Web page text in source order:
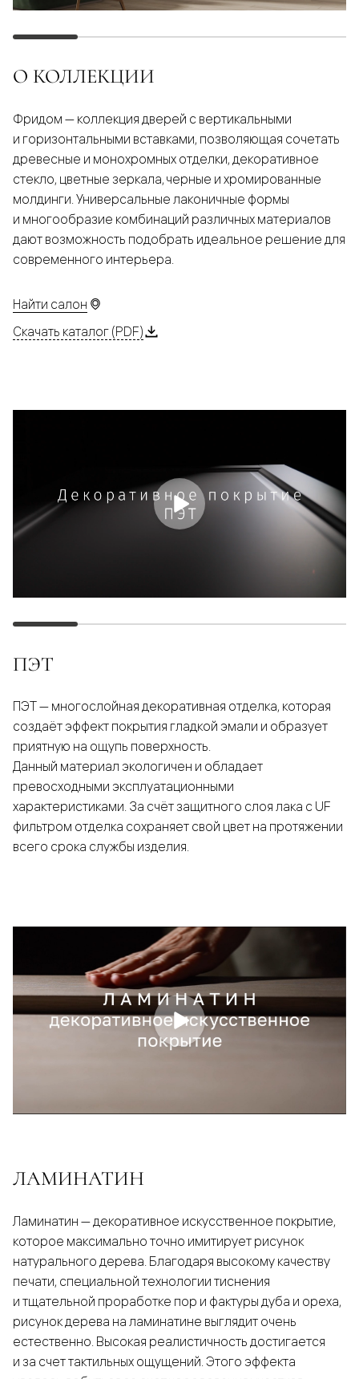
О КОЛЛЕКЦИИ
Фридом — коллекция дверей с вертикальными
и горизонтальными вставками, позволяющая сочетать
древесные и монохромных отделки, декоративное
стекло, цветные зеркала, черные и хромированные
молдинги. Универсальные лаконичные формы
и многообразие комбинаций различных материалов
дают возможность подобрать идеальное решение для
современного интерьера.
Найти салон
Скачать каталог (PDF)
ПЭТ
ПЭТ — многослойная декоративная отделка, которая
создаёт эффект покрытия гладкой эмали и образует
приятную на ощупь поверхность.
Данный материал экологичен и обладает
превосходными эксплуатационными
характеристиками. За счёт защитного слоя лака с UF
фильтром отделка сохраняет свой цвет на протяжении
всего срока службы изделия.
ЛАМИНАТИН
Ламинатин — декоративное искусственное покрытие,
которое максимально точно имитирует рисунок
натурального дерева. Благодаря высокому качеству
печати, специальной технологии тиснения
и тщательной проработке пор и фактуры дуба и ореха,
рисунок дерева на ламинатине выглядит очень
естественно. Высокая реалистичность достигается
и за счет тактильных ощущений. Этого эффекта